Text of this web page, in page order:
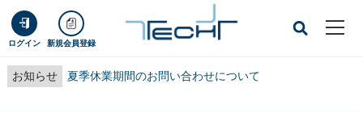
ログイン 新規会員登録
お知らせ 夏季休業期間のお問い合わせについて